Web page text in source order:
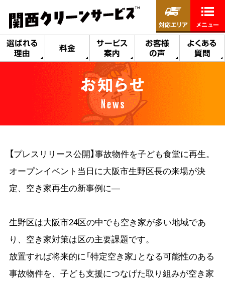
選ばれる
理由
料金
サービス
案内
お客様
の声
よくある
質問
対応エリア メニュー
お知らせ
News
【プレスリリース公開】事故物件を子ども食堂に再生。
オープンイベント当日に大阪市生野区長の来場が決
定、空き家再生の新事例に―
生野区は大阪市24区の中でも空き家が多い地域であ
り、空き家対策は区の主要課題です。
放置すれば将来的に「特定空き家」となる可能性のある
事故物件を、子ども支援につなげた取り組みが空き家